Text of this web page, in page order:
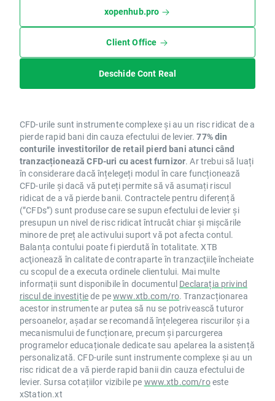
xopenhub.pro
Client Office
Deschide Cont Real
CFD-urile sunt instrumente complexe și au un risc ridicat de a
pierde rapid bani din cauza efectului de levier.77% din
conturile investitorilor de retail pierd bani atunci când
tranzacționează CFD-uri cu acest furnizor. Ar trebui să luați
în considerare dacă înțelegeți modul în care funcționează
CFD-urile și dacă vă puteți permite să vă asumați riscul
ridicat de a vă pierde banii. Contractele pentru diferență
(”CFDs”) sunt produse care se supun efectului de levier și
presupun un nivel de risc ridicat întrucât chiar și mișcările
minore de preț ale activului suport vă pot afecta contul.
Balanța contului poate fi pierdută în totalitate. XTB
acţionează în calitate de contraparte în tranzacţiile încheiate
cu scopul de a executa ordinele clientului. Mai multe
informații sunt disponibile în documentul Declarația privind
riscul de investițiede pewww.xtb.com/ro. Tranzacționarea
acestor instrumente ar putea să nu se potrivească tuturor
persoanelor, așadar se recomandă înțelegerea riscurilor și a
mecanismului de funcționare, precum și parcurgerea
programelor educaționale dedicate sau apelarea la asistență
personalizată. CFD-urile sunt instrumente complexe și au un
risc ridicat de a vă pierde rapid banii din cauza efectului de
levier. Sursa cotațiilor vizibile pe www.xtb.com/roeste
xStation.xt